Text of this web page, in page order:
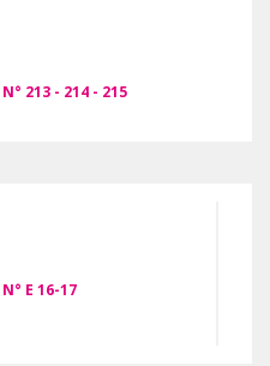
213 - 214 - 215
E 16-17